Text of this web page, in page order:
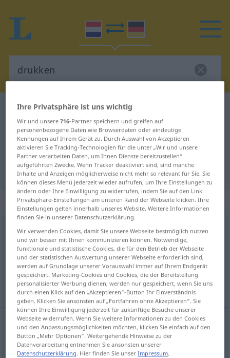
Niederländisch-Deutsch Wörterbuch
Niederländisch-Deutsch
Übersetzung für "drukken"
"drukken" Deutsch Übersetzung
„drukken“: werkwoord
drukken [ˈdrɵkə(n)]v
Übersicht aller Übersetzungen
(Für mehr Details die Übersetzung anklicken/antippen)
drücken, drucken, stemmen
drücken drukken
Ihre Privatsphäre ist uns wichtig
Wir und unsere716-Partner speichern und greifen auf
personenbezogene Daten wie Browserdaten oder eindeutige
Kennungen auf Ihrem Gerät zu. Durch Auswahl von Akzeptieren
aktivieren Sie Tracking-Technologien für die unter „Wir und unsere
Partner verarbeiten Daten, um Ihnen Dienste bereitzustellen“
aufgeführten Zwecke. Wenn Tracker deaktiviert sind, sind manche
Inhalte und Anzeigen möglicherweise nicht mehr so relevant für Sie. Sie
können dieses Menü jederzeit wieder aufrufen, um Ihre Einstellungen zu
ändern oder Ihre Einwilligung zu widerrufen, indem Sie auf den Link
Privatsphäre-Einstellungen am unteren Rand der Webseite klicken. Ihre
Einstellungen gelten innerhalb unseres Website. Weitere Informationen
finden Sie in unserer Datenschutzerklärung.
Wir verwenden Cookies, damit Sie unsere Webseite bestmöglich nutzen
und wir besser mit Ihnen kommunizieren können. Notwendige,
funktionale und statistische Cookies, die für den Betrieb der Webseite
und der statistischen Auswertung unserer Webseite erforderlich sind,
werden auf Grundlage unserer Vorauswahl immer auf Ihrem Endgerät
gespeichert. Marketing-Cookies und Cookies, die der Bereitstellung
personalisierter Werbung dienen, werden nur gespeichert, wenn Sie uns
durch einen Klick auf den „Akzeptieren“-Button Ihr Einverständnis
geben. Klicken Sie ansonsten auf „Fortfahren ohne Akzeptieren“. Sie
können Ihre Einwilligung jederzeit für zukünftige Besuche unserer
Webseite widerrufen. Wenn Sie weitere Informationen zu den Cookies
und den Anpassungsmöglichkeiten möchten, klicken Sie einfach auf den
Button „Mehr Optionen“. Weitergehende Hinweise zu der
Datenverarbeitung entnehmen Sie ansonsten unserer
Datenschutzerklärung. Hier finden Sie unserImpressum.